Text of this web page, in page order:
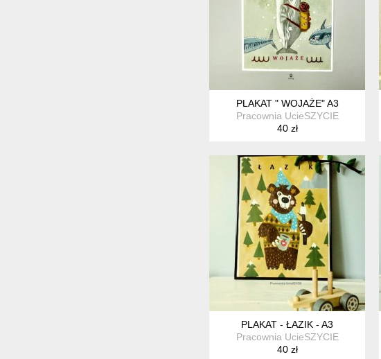
PLAKAT " WOJAŻE" A3
Pracownia UcieSZYCIE
40 zł
PLAKAT - ŁAZIK - A3
Pracownia UcieSZYCIE
40 zł